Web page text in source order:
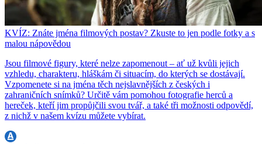
KVÍZ: Znáte jména filmových postav? Zkuste to jen podle fotky a s
malou nápovědou
Jsou filmové figury, které nelze zapomenout – ať už kvůli jejich
vzhledu, charakteru, hláškám či situacím, do kterých se dostávají.
Vzpomenete si na jména těch nejslavnějších z českých i
zahraničních snímků? Určitě vám pomohou fotografie herců a
hereček, kteří jim propůjčili svou tvář, a také tři možnosti odpovědí,
z nichž v našem kvízu můžete vybírat.